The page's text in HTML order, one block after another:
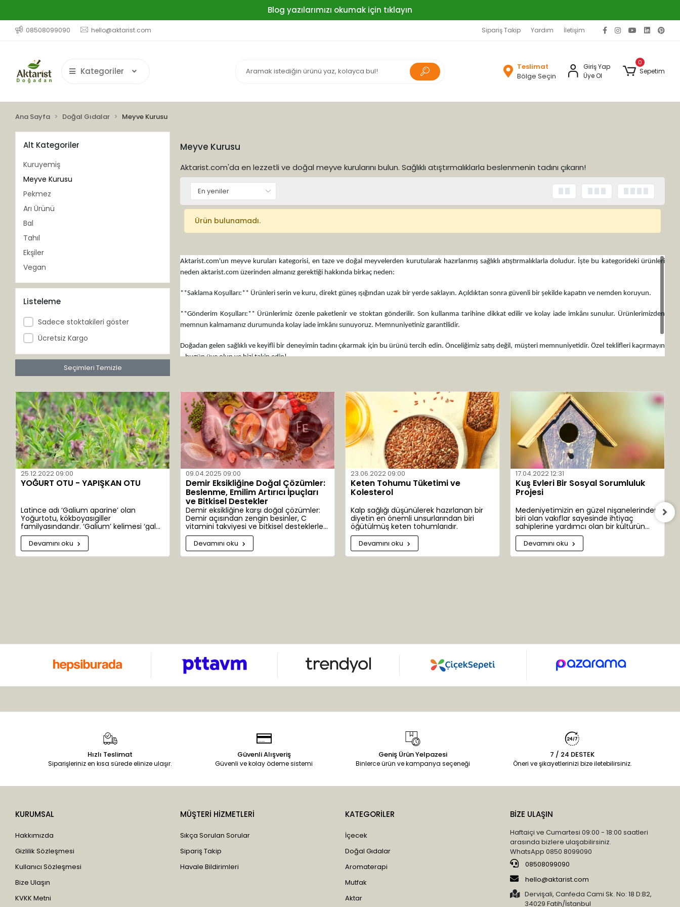
Blog yazılarımızı okumak için tıklayın
08508099090 hello@aktarist.com Sipariş Takip Yardım İletişim
Kategoriler
Teslimat
Bölge Seçin
Giriş Yap
Üye Ol
0
Sepetim
Ana Sayfa Doğal Gıdalar Meyve Kurusu
Alt Kategoriler
Kuruyemiş
Meyve Kurusu
Pekmez
Arı Ürünü
Bal
Tahıl
Ekşiler
Vegan
Listeleme
Sadece stoktakileri göster
Ücretsiz Kargo
Seçimleri Temizle
Meyve Kurusu
Aktarist.com'da en lezzetli ve doğal meyve kurularını bulun. Sağlıklı atıştırmalıklarla beslenmenin tadını çıkarın!
Ürün bulunamadı.
Aktarist.com'un meyve kuruları kategorisi, en taze ve doğal meyvelerden kurutularak hazırlanmış sağlıklı atıştırmalıklarla doludur. İşte bu kategorideki ürünleri
neden aktarist.com üzerinden almanız gerektiği hakkında birkaç neden:
**Saklama Koşulları:** Ürünleri serin ve kuru, direkt güneş ışığından uzak bir yerde saklayın. Açıldıktan sonra güvenli bir şekilde kapatın ve nemden koruyun.
**Gönderim Koşulları:** Ürünlerimiz özenle paketlenir ve stoktan gönderilir. Son kullanma tarihine dikkat edilir ve kolay iade imkânı sunulur. Ürünlerimizden
memnun kalmamanız durumunda kolay iade imkânı sunuyoruz. Memnuniyetiniz garantilidir.
Doğadan gelen sağlıklı ve keyifli bir deneyimin tadını çıkarmak için bu ürünü tercih edin. Önceliğimiz satış değil, müşteri memnuniyetidir. Özel teklifleri kaçırmayın
– bugün üye olun ve bizi takip edin!
25.12.2022 09:00
YOĞURT OTU - YAPIŞKAN OTU
Latince adı ‘Galium aparine’ olan
Yoğurtotu, kökboyasıgiller
familyasındandır. ‘Galium’ kelimesi ‘gala’
kelimesinden türemiştir. Süt anlamına
gelir. Yoğurtotu eskiden peynir
yapımında kullanıldığından bu adı
almıştır. 300 alt türü bulunur. Anavatanı
Devamını oku
09.04.2025 09:00
Demir Eksikliğine Doğal Çözümler:
Beslenme, Emilim Artırıcı İpuçları
ve Bitkisel Destekler
Demir eksikliğine karşı doğal çözümler:
Demir açısından zengin besinler, C
vitamini takviyesi ve bitkisel desteklerle
sağlıklı kan üretimi.
Devamını oku
23.06.2022 09:00
Keten Tohumu Tüketimi ve
Kolesterol
Kalp sağlığı düşünülerek hazırlanan bir
diyetin en önemli unsurlarından biri
öğütülmüş keten tohumlarıdır.
Devamını oku
17.04.2022 12:31
Kuş Evleri Bir Sosyal Sorumluluk
Projesi
Medeniyetimizin en güzel nişanelerinden
biri olan vakıflar sayesinde ihtiyaç
sahiplerine yardımcı olan bir kültürün
emanetçisiyiz. İhtiyaç sahibi bazen insan
bazen bitki bazen de hayvanlar
olabilmektedir. Bazen de dünyamızın ta
kendisi.
Devamını oku
Hızlı Teslimat
Siparişleriniz en kısa sürede elinize ulaşır.
Güvenli Alışveriş
Güvenli ve kolay ödeme sistemi
Geniş Ürün Yelpazesi
Binlerce ürün ve kampanya seçeneği
7 / 24 DESTEK
Öneri ve şikayetlerinizi bize iletebilirsiniz.
KURUMSAL
Hakkımızda
Gizlilik Sözleşmesi
Kullanıcı Sözleşmesi
Bize Ulaşın
KVKK Metni
MÜŞTERİ HİZMETLERİ
Sıkça Sorulan Sorular
Sipariş Takip
Havale Bildirimleri
KATEGORİLER
İçecek
Doğal Gıdalar
Aromaterapi
Mutfak
Aktar
BİZE ULAŞIN
Haftaiçi ve Cumartesi 09:00 - 18:00 saatleri
arasında bizlere ulaşabilirsiniz.
WhatsApp 0850 8099090
08508099090
hello@aktarist.com
Dervişali, Canfeda Cami Sk. No: 18 D:B2,
34029 Fatih/İstanbul